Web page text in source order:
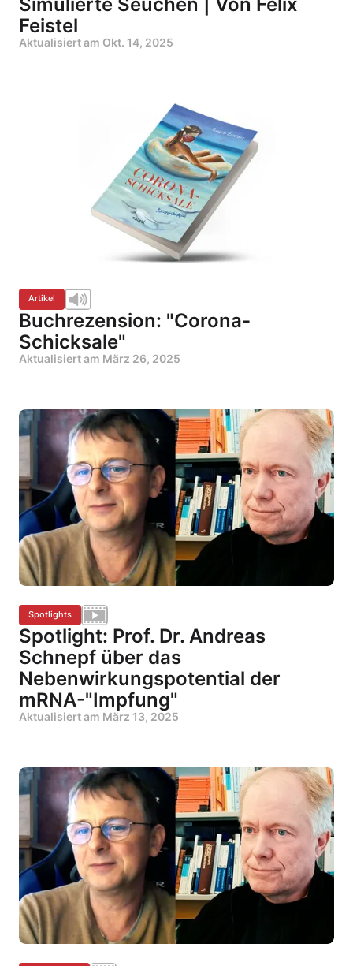
Feistel
Aktualisiert am Okt. 14, 2025
Artikel
Buchrezension: "Corona-
Schicksale"
Aktualisiert am März 26, 2025
Spotlights
Spotlight: Prof. Dr. Andreas
Schnepf über das
Nebenwirkungspotential der
mRNA-"Impfung"
Aktualisiert am März 13, 2025